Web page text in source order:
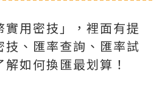
實用密技」，裡面有提
、匯率查詢、匯率試
如何換匯最划算！